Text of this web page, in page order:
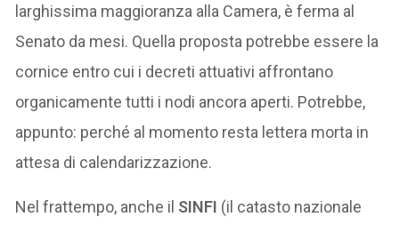
larghissima maggioranza alla Camera, è ferma al
Senato da mesi. Quella proposta potrebbe essere la
cornice entro cui i decreti attuativi affrontano
organicamente tutti i nodi ancora aperti. Potrebbe,
appunto: perché al momento resta lettera morta in
attesa di calendarizzazione.
Nel frattempo, anche il SINFI (il catasto nazionale